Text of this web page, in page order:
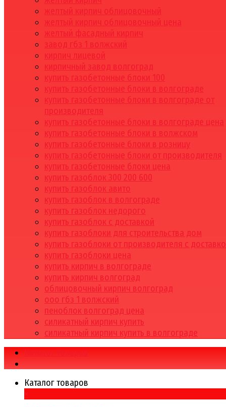
желтый кирпич облицовочный
желтый кирпич облицовочный цена
желтый фасадный кирпич
завод гбз 1 волжский
кирпич лицевой
кирпичный завод волгоград
купить газобетонные блоки 100
купить газобетонные блоки в волгограде
купить газобетонные блоки в волгограде от
производителя
купить газобетонные блоки в волгограде цена
купить газобетонные блоки в волжском
купить газобетонные блоки в розницу
купить газобетонные блоки от производителя
купить газобетонные блоки цена
купить газоблок 300 200 600
купить газоблок авито
купить газоблок в волгограде
купить газоблок недорого
купить газоблок с доставкой
купить газоблоки для строительства дом
купить газоблоки от производителя с
купить газоблоки цена
купить кирпич в волгограде
купить кирпич волгоград
облицовочный кирпич волгоград
ооо гбз 1 волжский
пеноблок волгоград цена
силикатный кирпич купить
силикатный кирпич купить в волгограде
Каталог товаров
Каталог товаров
×